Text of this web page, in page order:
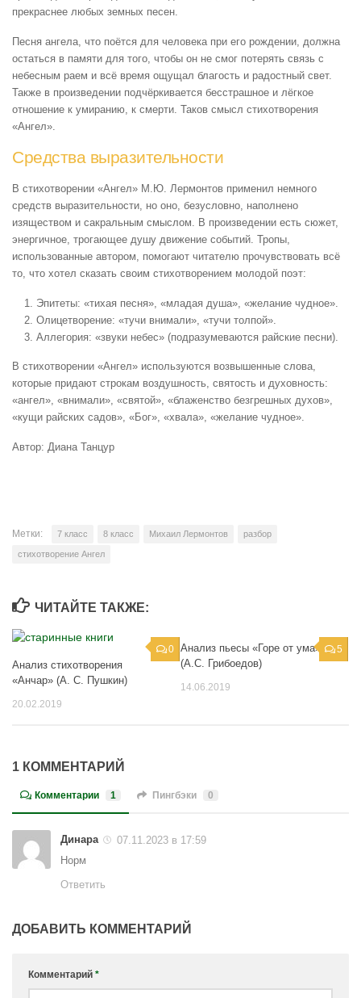
прекраснее любых земных песен.
Песня ангела, что поётся для человека при его рождении, должна
остаться в памяти для того, чтобы он не смог потерять связь с
небесным раем и всё время ощущал благость и радостный свет.
Также в произведении подчёркивается бесстрашное и лёгкое
отношение к умиранию, к смерти. Таков смысл стихотворения
«Ангел».
Средства выразительности
В стихотворении «Ангел» М.Ю. Лермонтов применил немного
средств выразительности, но оно, безусловно, наполнено
изяществом и сакральным смыслом. В произведении есть сюжет,
энергичное, трогающее душу движение событий. Тропы,
использованные автором, помогают читателю прочувствовать всё
то, что хотел сказать своим стихотворением молодой поэт:
Эпитеты: «тихая песня», «младая душа», «желание чудное».
Олицетворение: «тучи внимали», «тучи толпой».
Аллегория: «звуки небес» (подразумеваются райские песни).
В стихотворении «Ангел» используются возвышенные слова,
которые придают строкам воздушность, святость и духовность:
«ангел», «внимали», «святой», «блаженство безгрешных духов»,
«кущи райских садов», «Бог», «хвала», «желание чудное».
Автор: Диана Танцур
Метки: 7 класс 8 класс Михаил Лермонтов разбор
стихотворение Ангел
ЧИТАЙТЕ ТАКЖЕ:
0
Анализ стихотворения
«Анчар» (А. С. Пушкин)
20.02.2019
5
Анализ пьесы «Горе от ума»
(А.С. Грибоедов)
14.06.2019
1 КОММЕНТАРИЙ
Комментарии 1 Пингбэки 0
Динара
07.11.2023 в 17:59
Норм
Ответить
ДОБАВИТЬ КОММЕНТАРИЙ
Комментарий *